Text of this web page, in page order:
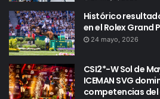
Histórico
en el Rolex Grand
24 mayo, 2026
CSI2*-W Sol de
ICEMAN SVG
competencias